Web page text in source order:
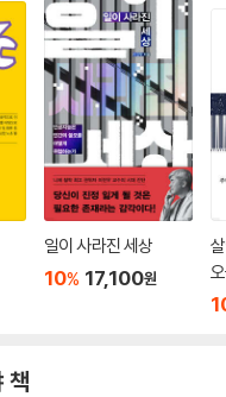
일이 사라진 세상
10% 17,100원
책